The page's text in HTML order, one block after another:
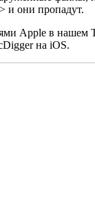
и они пропадут.
Apple в нашем
на iOS.